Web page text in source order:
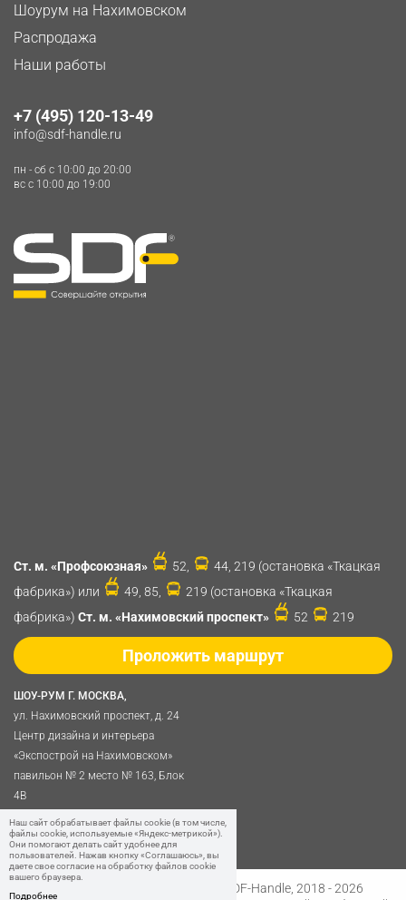
Шоурум на Нахимовском
Распродажа
Наши работы
+7 (495) 120-13-49
info@sdf-handle.ru
пн - сб c 10:00 до 20:00
вс c 10:00 до 19:00
ШОУ-РУМ Г. МОСКВА,
ул. Нахимовский проспект, д. 24
Центр дизайна и интерьера
«Экспострой на Нахимовском»
павильон № 2 место № 163, Блок
4B
Политика обработки
персональных данных
Ст. м. «Профсоюзная» 52,
44, 219 (остановка «Ткацкая
фабрика») или
49, 85,
219 (остановка «Ткацкая
фабрика») Ст. м. «Нахимовский проспект» 52 219
Проложить маршрут
© SDF-Handle, 2018 - 2026
Наш сайт обрабатывает файлы cookie (в том числе,
файлы cookie, используемые «Яндекс-метрикой»).
Они помогают делать сайт удобнее для
пользователей. Нажав кнопку «Соглашаюсь», вы
даете свое согласие на обработку файлов cookie
вашего браузера.
Подробнее